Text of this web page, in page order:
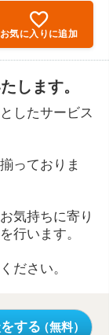
お気に入りに追加
します。
したサービス
っておりま
気持ちに寄り
行います。
ださい。
する（無料）